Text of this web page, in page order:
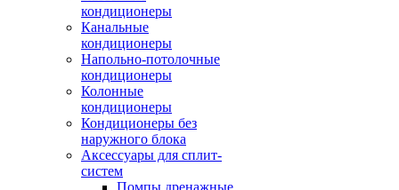
кондиционеры
Канальные
кондиционеры
Напольно-потолочные
кондиционеры
Колонные
кондиционеры
Кондиционеры без
наружного блока
Аксессуары для сплит-
систем
Помпы дренажные